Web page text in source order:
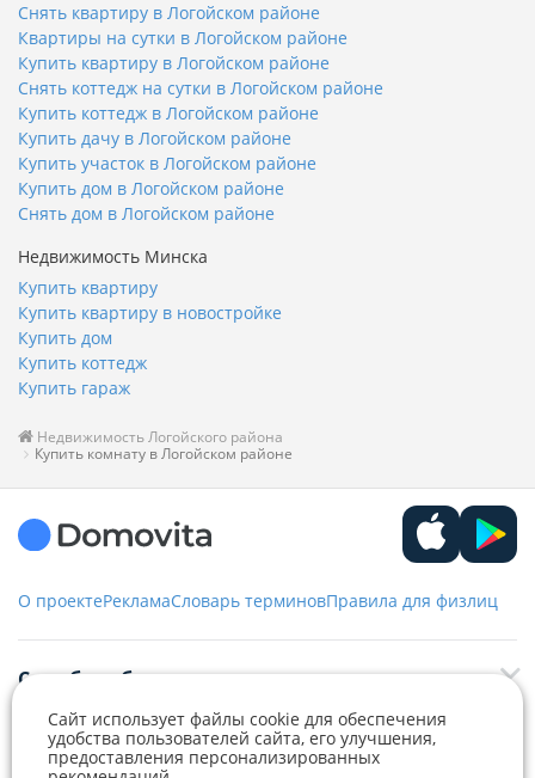
Снять квартиру в Логойском районе
Квартиры на сутки в Логойском районе
Купить квартиру в Логойском районе
Снять коттедж на сутки в Логойском районе
Купить коттедж в Логойском районе
Купить дачу в Логойском районе
Купить участок в Логойском районе
Купить дом в Логойском районе
Снять дом в Логойском районе
Недвижимость Минска
Купить квартиру
Купить квартиру в новостройке
Купить дом
Купить коттедж
Купить гараж
Недвижимость Логойского района
Купить комнату в Логойском районе
О проектеРекламаСловарь терминовПравила для физлиц
Служба заботы
+375 29 376-13-70
+375 33 376-13-70
Рекламное сотрудничество
Сайт использует файлы cookie для обеспечения
удобства пользователей сайта, его улучшения,
предоставления персонализированных